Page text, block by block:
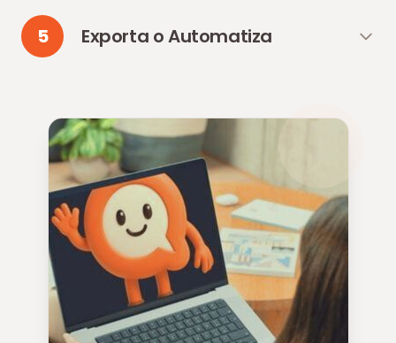
5 Exporta o Automatiza